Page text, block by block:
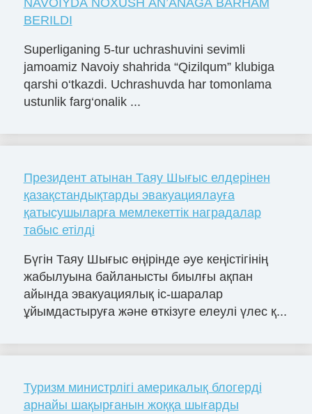
BERILDI
Superliganing 5-tur uchrashuvini sevimli
jamoamiz Navoiy shahrida “Qizilqum” klubiga
qarshi o‘tkazdi. Uchrashuvda har tomonlama
ustunlik farg‘onalik ...
Президент атынан Таяу Шығыс елдерінен
қазақстандықтарды эвакуациялауға
қатысушыларға мемлекеттік наградалар
табыс етілді
Бүгін Таяу Шығыс өңірінде әуе кеңістігінің
жабылуына байланысты биылғы ақпан
айында эвакуациялық іс-шаралар
ұйымдастыруға және өткізуге елеулі үлес қ...
Туризм министрлігі америкалық блогерді
арнайы шақырғанын жоққа шығарды